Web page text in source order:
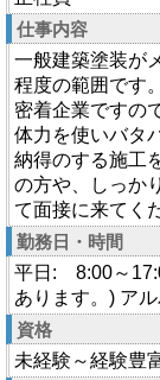
仕事内容
一般建築塗装が
程度の範囲です
密着企業ですの
体力を使いバタ
納得のする施工
の方や、しっか
て面接に来てく
勤務日・時間
平日: 8:00～
あります。) ア
資格
未経験～経験豊